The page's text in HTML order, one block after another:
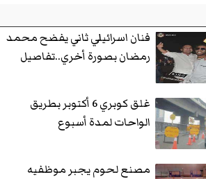
فنان اسرائيلي ثاني يفضح محمد
رمضان بصورة أخري..تفاصيل
غلق كوبري 6 أكتوبر بطريق
الواحات لمدة أسبوع
مصنع لحوم يجبر موظفيه